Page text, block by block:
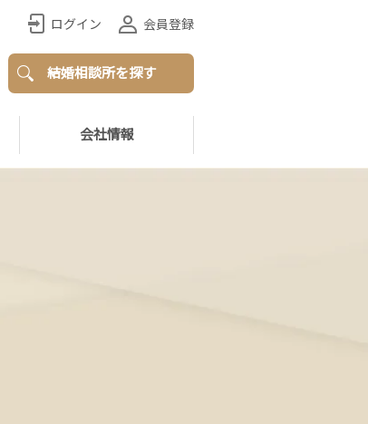
ログイン 会員登録
結婚相談所を探す
会社情報